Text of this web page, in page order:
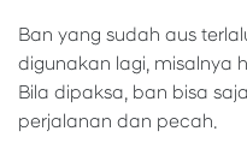
Ban yang sudah aus
digunakan lagi, misalnya
Bila dipaksa, ban bisa
perjalanan dan pecah.